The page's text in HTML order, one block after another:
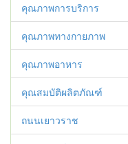
คุณภาพการบริการ
คุณภาพทางกายภาพ
คุณภาพอาหาร
คุณสมบัติผลิตภัณฑ์
ถนนเยาวราช